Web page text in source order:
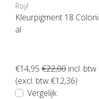
Royl
Kleurpigment 18 Coloni
al
€14,95 €22,00 incl. btw
(excl. btw €12,36)
Vergelijk